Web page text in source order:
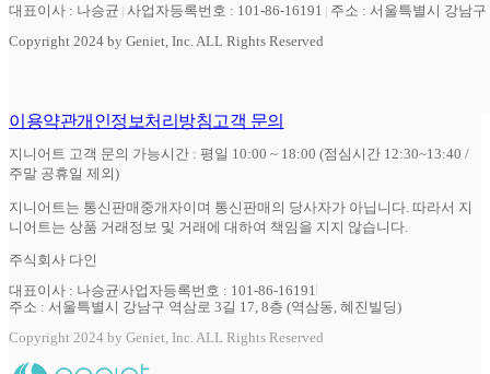
대표이사 : 나승균 사업자등록번호 : 101-86-16191
주소 : 서울특별시 강남
Copyright 2024 by Geniet, Inc. ALL Rights Reserved
이용약관개인정보처리방침고객 문의
지니어트 고객 문의 가능시간 : 평일 10:00 ~ 18:00 (점심시간 12:30~13:40 /
주말 공휴일 제외)
지니어트는 통신판매중개자이며 통신판매의 당사자가 아닙니다. 따라서 지
니어트는 상품 거래정보 및 거래에 대하여 책임을 지지 않습니다.
주식회사 다인
대표이사 : 나승균사업자등록번호 : 101-86-16191
주소 : 서울특별시 강남구 역삼로 3길 17, 8층 (역삼동, 혜진빌딩)
Copyright 2024 by Geniet, Inc. ALL Rights Reserved